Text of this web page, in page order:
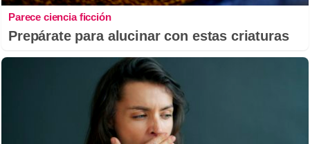
Parece ciencia ficción
Prepárate para alucinar con estas criaturas